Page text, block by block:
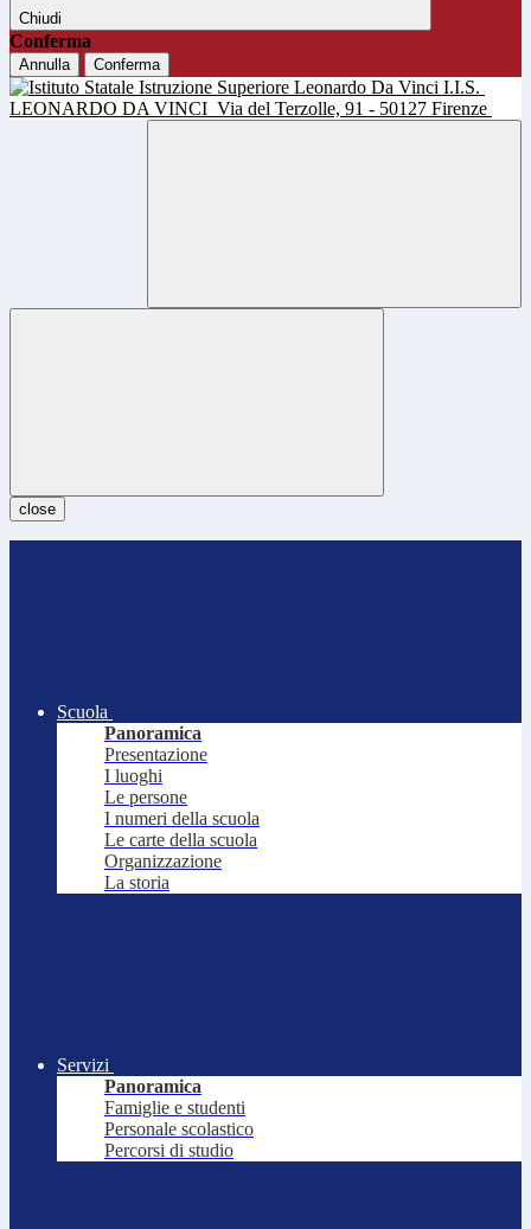
Chiudi
Conferma
Annulla Conferma
I.I.S.
LEONARDO DA VINCI Via del Terzolle, 91 - 50127 Firenze
close
Scuola
Panoramica
Presentazione
I luoghi
Le persone
I numeri della scuola
Le carte della scuola
Organizzazione
La storia
Servizi
Panoramica
Famiglie e studenti
Personale scolastico
Percorsi di studio